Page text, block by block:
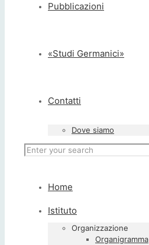
Pubblicazioni
«Studi Germanici»
Contatti
Dove siamo
Home
Istituto
Organizzazione
Organigramma